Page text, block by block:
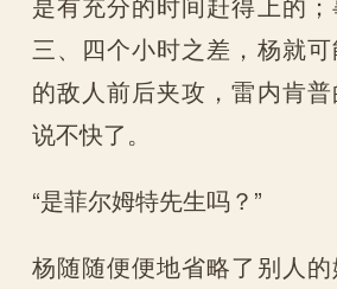
三、四个小时之差，杨就
的敌人前后夹攻，雷内肯
说不快了。
“是菲尔姆特先生吗？”
杨随随便便地省略了别人